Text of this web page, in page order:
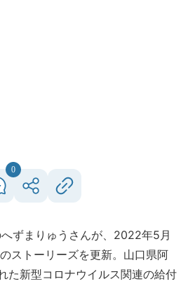
0
ずまりゅうさんが、2022年5月
ストーリーズを更新。山口県阿
た新型コロナウイルス関連の給付